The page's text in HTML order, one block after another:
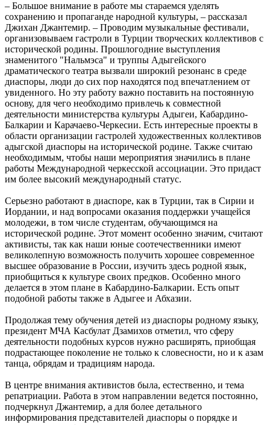
– Большое внимание в работе мы стараемся уделять
сохранению и пропаганде народной культуры, – рассказал
Джихан Джантемир. – Проводим музыкальные фестивали,
организовываем гастроли в Турции творческих коллективов с
исторической родины. Прошлогодние выступления
знаменитого "Нальмэса" и труппы Адыгейского
драматического театра вызвали широкий резонанс в среде
диаспоры, люди до сих пор находятся под впечатлением от
увиденного. Но эту работу важно поставить на постоянную
основу, для чего необходимо привлечь к совместной
деятельности министерства культуры Адыгеи, Кабардино-
Балкарии и Карачаево-Черкесии. Есть интересные проекты в
области организации гастролей художественных коллективов
адыгской диаспоры на исторической родине. Также считаю
необходимым, чтобы наши мероприятия значились в плане
работы Международной черкесской ассоциации. Это придаст
им более высокий международный статус.
Серьезно работают в диаспоре, как в Турции, так в Сирии и
Иордании, и над вопросами оказания поддержки учащейся
молодежи, в том числе студентам, обучающимся на
исторической родине. Этот момент особенно значим, считают
активисты, так как наши юные соотечественники имеют
великолепную возможность получить хорошее современное
высшее образование в России, изучить здесь родной язык,
приобщиться к культуре своих предков. Особенно много
делается в этом плане в Кабардино-Балкарии. Есть опыт
подобной работы также в Адыгее и Абхазии.
Продолжая тему обучения детей из диаспоры родному языку,
президент МЧА Касбулат Дзамихов отметил, что сферу
деятельности подобных курсов нужно расширять, приобщая
подрастающее поколение не только к словесности, но и к азам
танца, обрядам и традициям народа.
В центре внимания активистов была, естественно, и тема
репатриации. Работа в этом направлении ведется постоянно,
подчеркнул Джантемир, а для более детального
информирования представителей диаспоры о порядке и